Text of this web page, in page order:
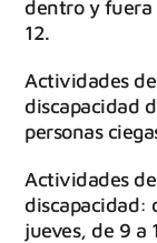
dentro y fuera
12.
Actividades
discapacidad
personas
Actividades
discapacidad:
jueves, de 9 a